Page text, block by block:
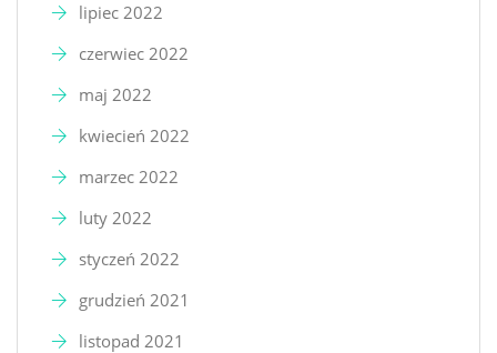
lipiec 2022
czerwiec 2022
maj 2022
kwiecień 2022
marzec 2022
luty 2022
styczeń 2022
grudzień 2021
listopad 2021